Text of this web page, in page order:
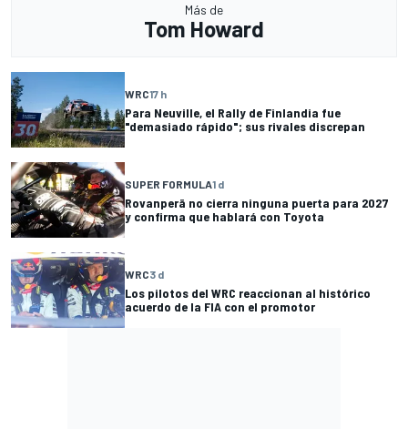
Más de
Tom Howard
WRC17 h
Para Neuville, el Rally de Finlandia fue
"demasiado rápido"; sus rivales discrepan
SUPER FORMULA1 d
Rovanperä no cierra ninguna puerta para 2027
y confirma que hablará con Toyota
WRC3 d
Los pilotos del WRC reaccionan al histórico
acuerdo de la FIA con el promotor